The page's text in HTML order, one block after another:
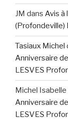
JM dans Avis à
(Profondeville)
Tasiaux Michel
Anniversaire
LESVES
Michel Isabelle
Anniversaire
LESVES